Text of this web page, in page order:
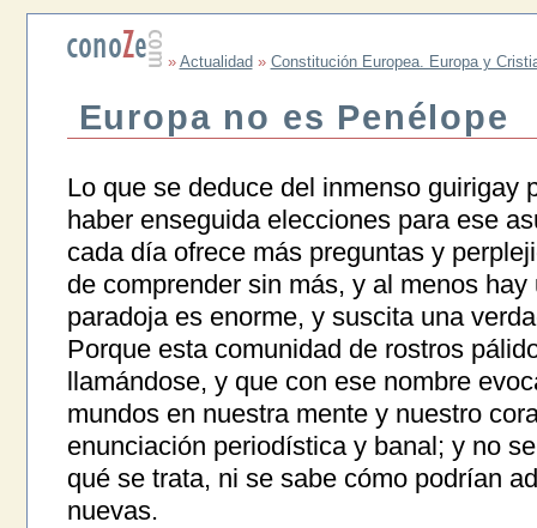
» Actualidad » Constitución Europea. Europa y
Europa no es Penélope
Lo que se deduce del inmenso guirigay
haber enseguida elecciones para ese
cada día ofrece más preguntas y
de comprender sin más, y al menos
paradoja es enorme, y suscita una
Porque esta comunidad de rostros
llamándose, y que con ese nombre
mundos en nuestra mente y nuestro
enunciación periodística y banal; y no
qué se trata, ni se sabe cómo podrían
nuevas.